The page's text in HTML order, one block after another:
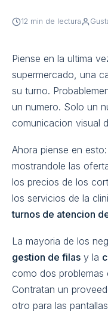
12 min de lectura
Piense en la ultima
supermercado, una
su turno.
un numero. Solo un
comunicacion visual
Ahora piense en
mostrandole las
los precios de los
los servicios de la
turnos de atencion
La mayoria de los
gestion de filas y la
como dos problemas
Contratan un
otro para las